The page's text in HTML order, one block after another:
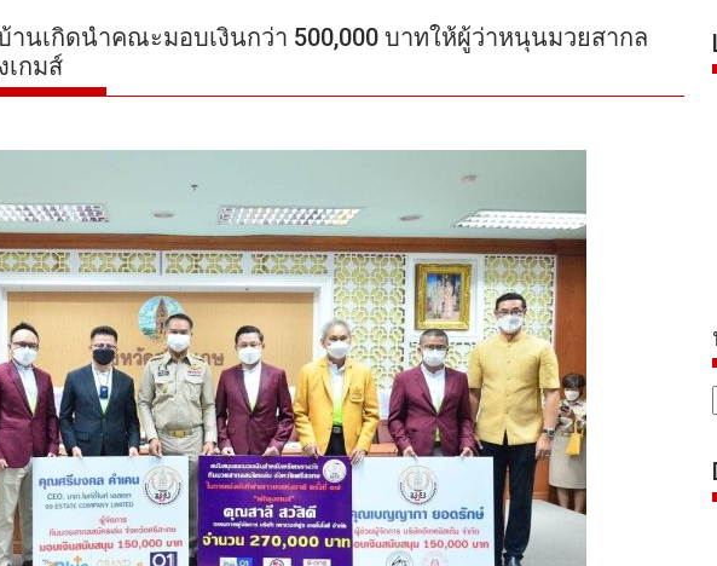
านเกิดนำคณะมอบเงินกว่า 500,000 บาทให้ผู้ว่าหนุนมวยสากล
เกมส์